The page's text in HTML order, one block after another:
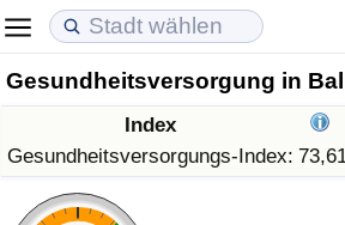
Gesundheitsversorgung in
Index
Gesundheitsversorgungs-Index:
Lebenshaltungskosten
Lebenshaltungskosten-Index
Lebenshaltungskosten-Index
Immobilienpreise
Immobilienpreis-Index (aktuell)
Immobilienpreis-Index
Lebensqualität
Lebensqualität-Index
Lebensqualität-Index (aktuell)